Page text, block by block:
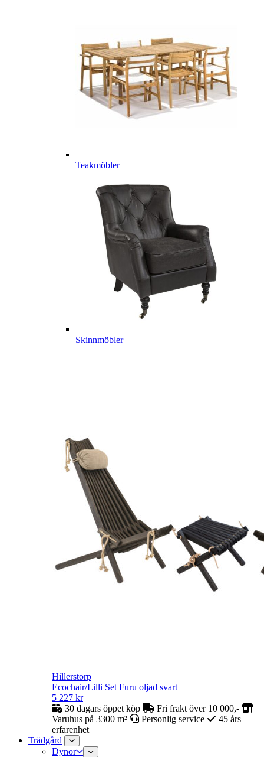
Teakmöbler
Skinnmöbler
Hillerstorp
Ecochair/Lilli Set Furu oljad svart
5 227 kr
30 dagars öppet köp
Fri frakt över 10 000,-
Varuhus på 3300 m²
Personlig service
45 års
erfarenhet
Trädgård
Dynor